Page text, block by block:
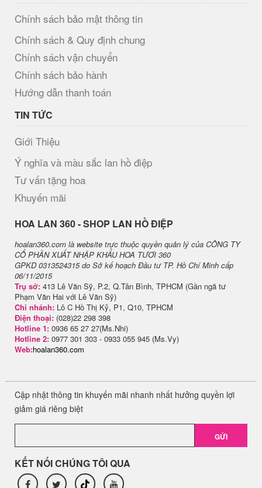
Chính sách bảo mật thông tin
Chính sách & Quy định chung
Chính sách vận chuyển
Chính sách bảo hành
Hướng dẫn thanh toán
TIN TỨC
Giới Thiệu
Ý nghĩa và màu sắc lan hồ điệp
Tư vấn tặng hoa
Khuyến mãi
H​OA LAN 360 - SHOP LAN HỒ ĐIỆP
hoalan360.com là website trực thuộc quyền quản lý của CÔNG TY
CỔ PHẦN XUẤT NHẬP KHẨU HOA TƯƠI 360
GPKD 0313524315 do Sở kế hoạch Đầu tư TP. Hồ Chí Minh cấp
06/11/2015
Trụ sở: 413 Lê Văn Sỹ, P.2, Q.Tân Bình, TPHCM (Gần ngã tư
Phạm Văn Hai với Lê Văn Sỹ)
Chi nhánh: Lô C Hồ Thị Kỷ, P1, Q10, TPHCM
Điện thoại: (028)22 298 398
Hotline 1: 0936 65 27 27(Ms.Nhi)
Hotline 2: 0977 301 303 - 0933 055 945 (Ms.Vy)
Web:hoalan360.com
Cập nhật thông tin khuyến mãi nhanh nhất hưởng quyền lợi
giảm giá riêng biệt
GỬI
KẾT NỐI CHÚNG TÔI QUA